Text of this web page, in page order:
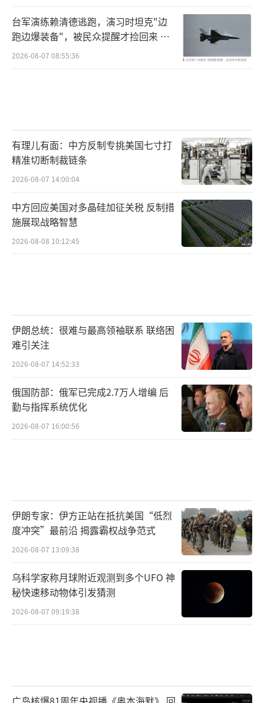
台军演练赖清德逃跑，演习时坦克"边
跑边爆装备"，被民众提醒才捡回来 演
习状况频出引发关注
2026-08-07 08:55:36
有理儿有面：中方反制专挑美国七寸打
精准切断制裁链条
2026-08-07 14:00:04
中方回应美国对多晶硅加征关税 反制措
施展现战略智慧
2026-08-08 10:12:45
伊朗总统：很难与最高领袖联系 联络困
难引关注
2026-08-07 14:52:33
俄国防部：俄军已完成2.7万人增编 后
勤与指挥系统优化
2026-08-07 16:00:56
伊朗专家：伊方正站在抵抗美国“低烈
度冲突”最前沿 揭露霸权战争范式
2026-08-07 13:09:38
乌科学家称月球附近观测到多个UFO 神
秘快速移动物体引发猜测
2026-08-07 09:19:38